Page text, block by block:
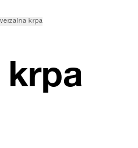
krpa
krpa